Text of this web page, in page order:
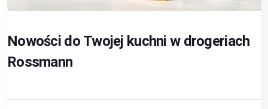
Nowości do Twojej kuchni w drogeriach
Rossmann